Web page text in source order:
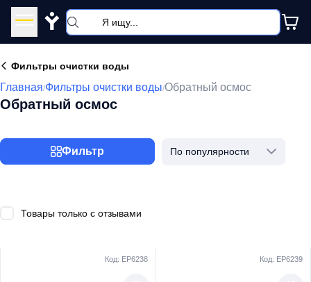
Y
Фильтры очистки воды
Главная/Фильтры очистки воды/Обратный осмос
Обратный осмос
Фильтр По популярности
Товары только с отзывами
Код: EP6238 Код: EP6239